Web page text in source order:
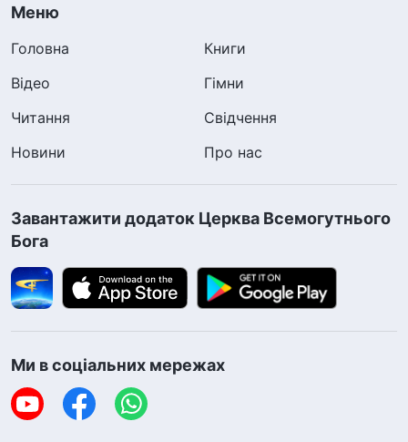
Меню
Головна
Книги
Відео
Гімни
Читання
Свідчення
Новини
Про нас
Завантажити додаток Церква Всемогутнього
Бога
Ми в соціальних мережах